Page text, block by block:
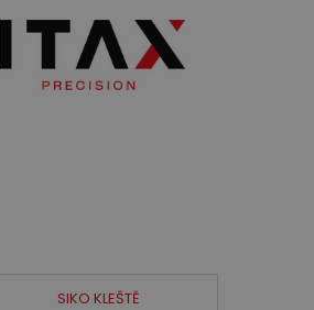
SIKO KLEŠTĚ